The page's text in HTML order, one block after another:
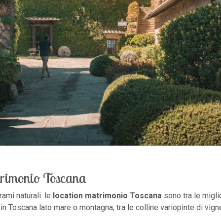
Toscana
naturali: le location matrimonio Toscana sono tra le
Toscana lato mare o montagna, tra le colline variopinte di